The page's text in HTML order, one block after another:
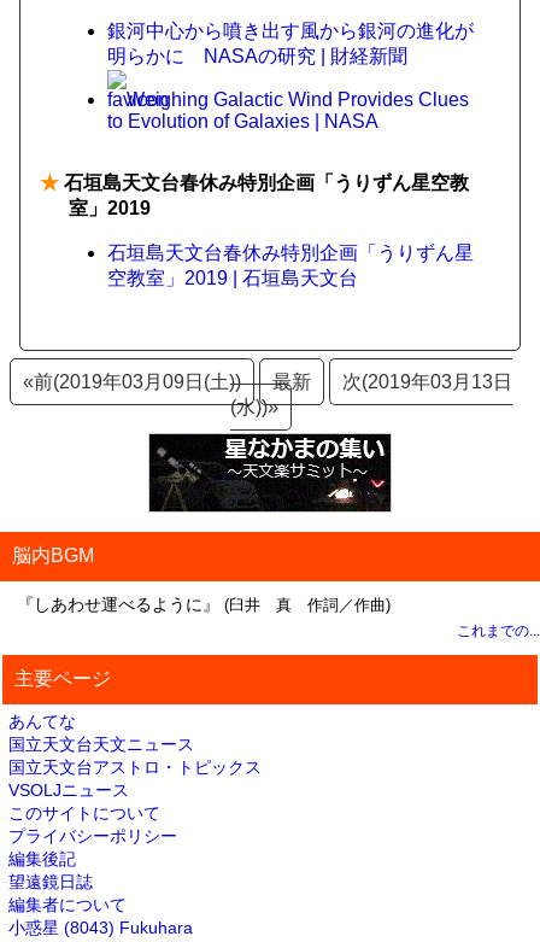
銀河中心から噴き出す風から銀河の進化が
明らかに NASAの研究 | 財経新聞
Weighing Galactic Wind Provides Clues
to Evolution of Galaxies | NASA
★ 石垣島天文台春休み特別企画「うりずん星空教
室」2019
石垣島天文台春休み特別企画「うりずん星
空教室」2019 | 石垣島天文台
«前(2019年03月09日(土)) 最新
次(2019年03月13日
(水))»
脳内BGM
『しあわせ運べるように』 (臼井 真 作詞／作曲)
これまでの...
主要ページ
あんてな
国立天文台天文ニュース
国立天文台アストロ・トピックス
VSOLJニュース
このサイトについて
プライバシーポリシー
編集後記
望遠鏡日誌
編集者について
小惑星 (8043) Fukuhara